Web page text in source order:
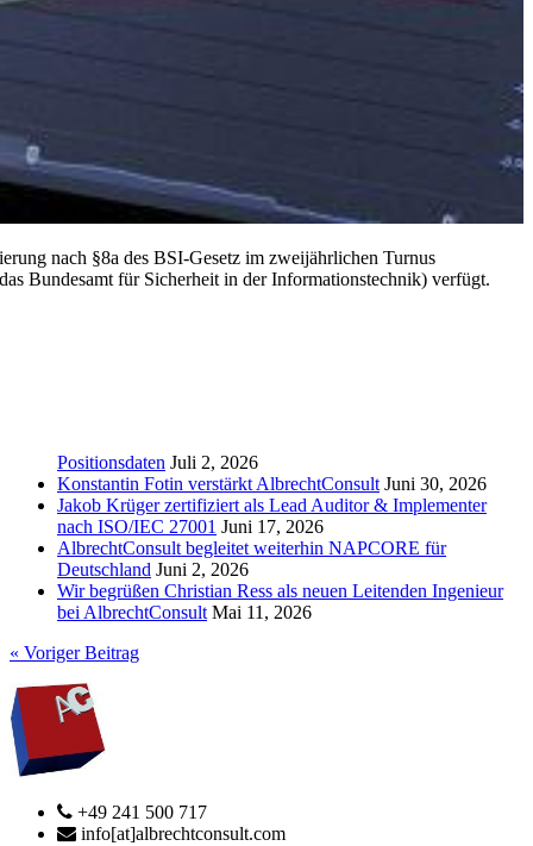
nach §8a des BSI-Gesetz im zweijährlichen Turnus
Bundesamt für Sicherheit in der Informationstechnik) verfügt.
Positionsdaten Juli 2, 2026
Konstantin Fotin verstärkt AlbrechtConsult Juni 30, 2026
Jakob Krüger zertifiziert als Lead Auditor & Implementer
nach ISO/IEC 27001 Juni 17, 2026
AlbrechtConsult begleitet weiterhin NAPCORE für
Deutschland Juni 2, 2026
Wir begrüßen Christian Ress als neuen Leitenden Ingenieur
bei AlbrechtConsult Mai 11, 2026
« Voriger Beitrag
+49 241 500 717
info[at]albrechtconsult.com